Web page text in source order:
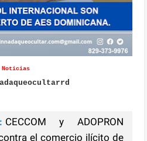
Noticias
CECCOM y ADOPRON
el comercio ilícito de